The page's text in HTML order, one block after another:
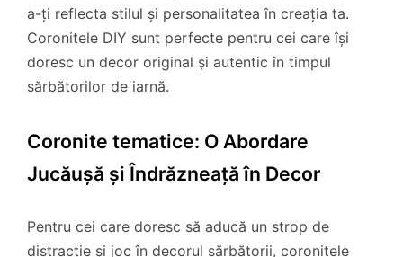
a-ți reflecta stilul și personalitatea în creația ta.
Coronitele DIY sunt perfecte pentru cei care își
doresc un decor original și autentic în timpul
sărbătorilor de iarnă.
Coronite tematice: O Abordare
Jucăușă și Îndrăzneață în Decor
Pentru cei care doresc să aducă un strop de
distracție și joc în decorul sărbătorii, coronitele